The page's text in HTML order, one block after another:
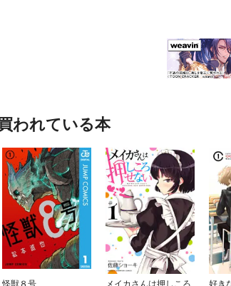
われている本